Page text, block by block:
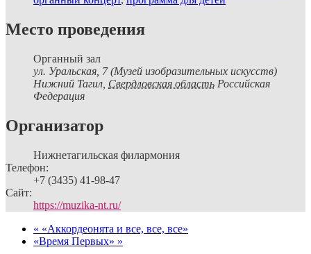
Место проведения
Органный зал
ул. Уральская, 7 (Музей изобразительных искусств)
Нижний Тагил Свердловская область Российская
Федерация
Организатор
Нижнетагильская филармония
Телефон:
+7 (3435) 41-98-47
Сайт:
https://muzika-nt.ru/
« «Аккордеонята и все, все, все»
«Время Первых» »